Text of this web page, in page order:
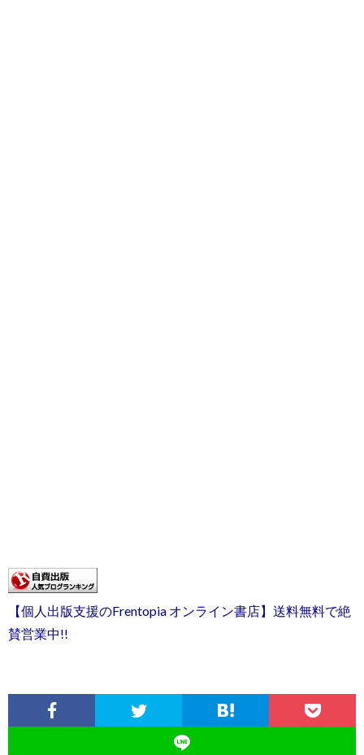
【個人出版支援のFrentopia オンライン書店】送料無料で絶
賛営業中!!